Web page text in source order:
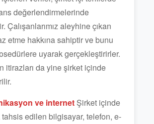
değerlendirmelerinde
Çalışanlarımız aleyhine çıkan
etme hakkına sahiptir ve bunu
uyarak gerçekleştirirler.
itirazları da yine şirket içinde
ve internet Şirket içinde
tahsis edilen bilgisayar, telefon, e-